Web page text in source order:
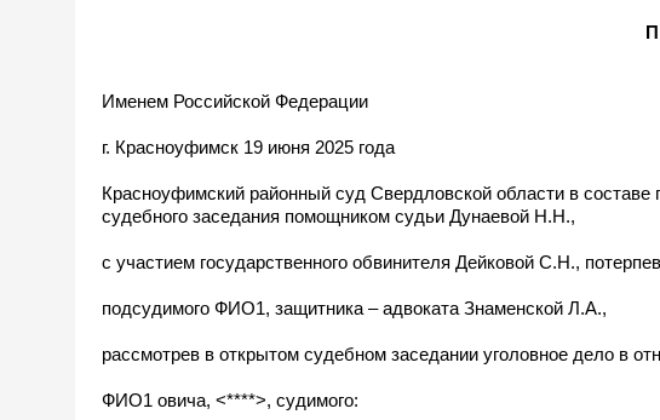
Именем Российской Федерации
г. Красноуфимск 19 июня 2025 года
Красноуфимский районный суд Свердловской области в
судебного заседания помощником судьи Дунаевой Н.Н.,
с участием государственного обвинителя Дейковой С.Н.,
подсудимого ФИО1, защитника – адвоката Знаменской Л.А.,
рассмотрев в открытом судебном заседании уголовное дело в
ФИО1 овича, <****>, судимого: